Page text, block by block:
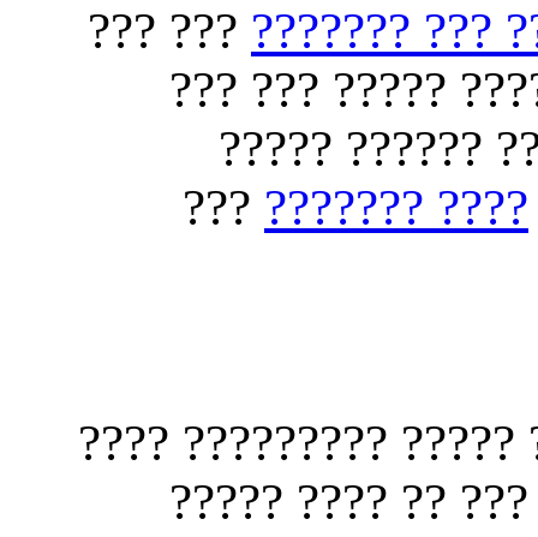
???? ??? ???
??? ???
?? ????? ?????
?????????
???? ???????
???
?? ???? ?????
???? ?????????